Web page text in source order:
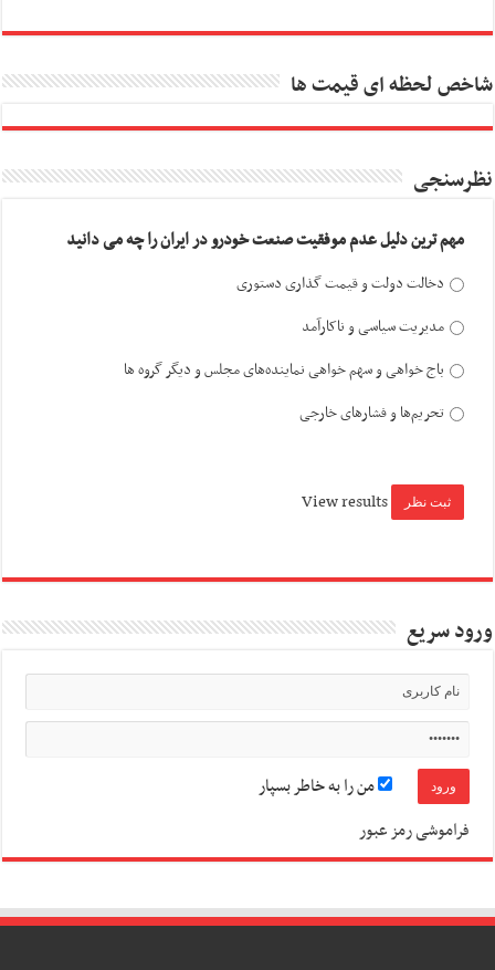
شاخص لحظه ای قیمت ها
نظرسنجی
مهم ترین دلیل عدم موفقیت صنعت خودرو در ایران را چه می دانید
دخالت دولت و قیمت گذاری دستوری
مدیریت سیاسی و ناکارآمد
باج خواهی و سهم خواهی نماینده‌های مجلس و دیگر گروه ها
تحریم‌ها و فشارهای خارجی
View results
ورود سریع
من را به خاطر بسپار
فراموشی رمز عبور